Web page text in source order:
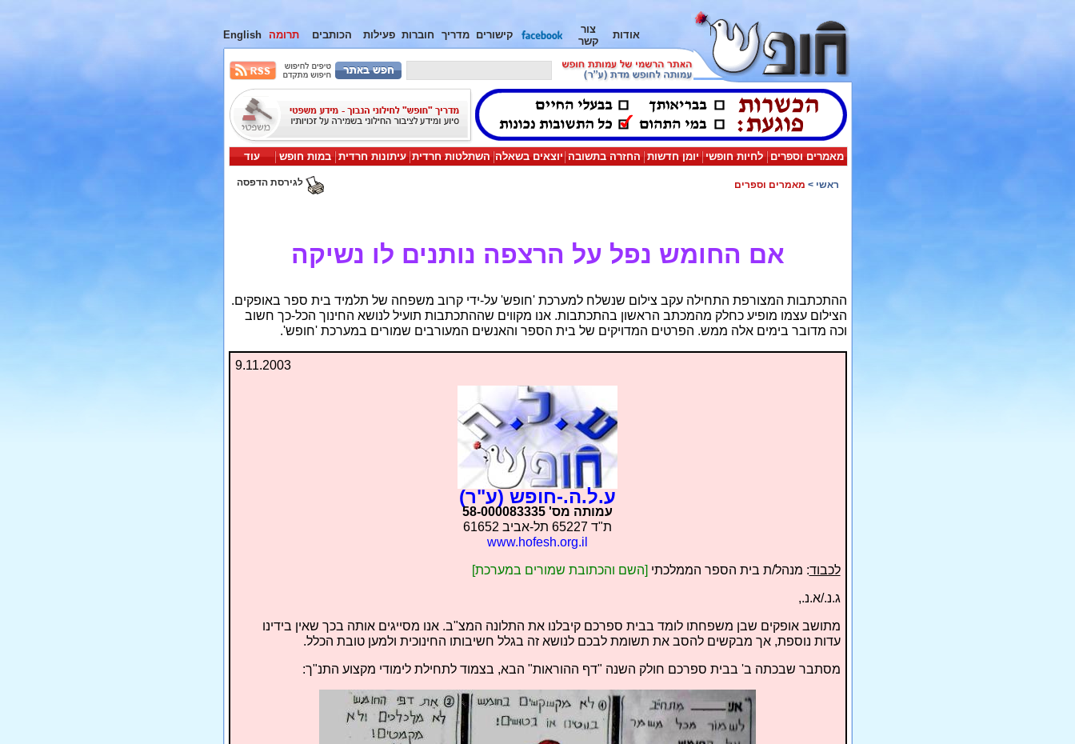
אודות
צור
קשר
קישורים מדריך חוברות פעילות הכותבים תרומה English
מאמרים וספרים לחיות חופשי יומן חדשות החזרה בתשובה יוצאים בשאלה השתלטות חרדית עיתונות חרדית במות חופש עוד
ראשי > מאמרים וספרים לגירסת הדפסה
אם החומש נפל על הרצפה נותנים לו נשיקה
ההתכתבות המצורפת התחילה עקב צילום שנשלח למערכת 'חופש' על-ידי קרוב משפחה של תלמיד בית ספר באופקים.
הצילום עצמו מופיע כחלק מהמכתב הראשון בהתכתבות. אנו מקווים שההתכתבות תועיל לנושא החינוך הכל-כך חשוב
וכה מדובר בימים אלה ממש. הפרטים המדויקים של בית הספר והאנשים המעורבים שמורים במערכת 'חופש'.
9.11.2003
ע.ל.ה.-חופש (ע"ר)
עמותה מס' 58-000083335
ת"ד 65227 תל-אביב 61652
www.hofesh.org.il
לכבוד: מנהל/ת בית הספר הממלכתי [השם והכתובת שמורים במערכת]
ג.נ./א.נ.,
מתושב אופקים שבן משפחתו לומד בבית ספרכם קיבלנו את התלונה המצ"ב. אנו מסייגים אותה בכך שאין בידינו
עדות נוספת, אך מבקשים להסב את תשומת לבכם לנושא זה בגלל חשיבותו החינוכית ולמען טובת הכלל.
מסתבר שבכתה ב' בבית ספרכם חולק השנה "דף ההוראות" הבא, בצמוד לתחילת לימודי מקצוע התנ"ך: